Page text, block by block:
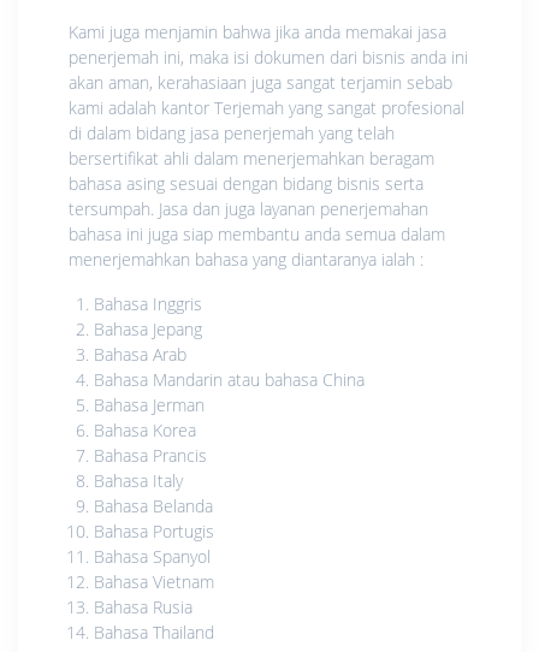
Kami juga menjamin bahwa jika anda memakai jasa
penerjemah ini, maka isi dokumen dari bisnis anda ini
akan aman, kerahasiaan juga sangat terjamin sebab
kami adalah kantor Terjemah yang sangat profesional
di dalam bidang jasa penerjemah yang telah
bersertifikat ahli dalam menerjemahkan beragam
bahasa asing sesuai dengan bidang bisnis serta
tersumpah. Jasa dan juga layanan penerjemahan
bahasa ini juga siap membantu anda semua dalam
menerjemahkan bahasa yang diantaranya ialah :
Bahasa Inggris
Bahasa Jepang
Bahasa Arab
Bahasa Mandarin atau bahasa China
Bahasa Jerman
Bahasa Korea
Bahasa Prancis
Bahasa Italy
Bahasa Belanda
Bahasa Portugis
Bahasa Spanyol
Bahasa Vietnam
Bahasa Rusia
Bahasa Thailand